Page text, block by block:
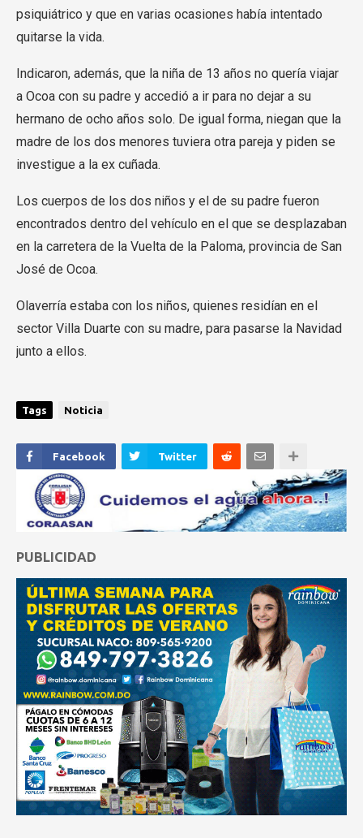
psiquiátrico y que en varias ocasiones había intentado
quitarse la vida.
Indicaron, además, que la niña de 13 años no quería viajar
a Ocoa con su padre y accedió a ir para no dejar a su
hermano de ocho años solo. De igual forma, niegan que la
madre de los dos menores tuviera otra pareja y piden se
investigue a la ex cuñada.
Los cuerpos de los dos niños y el de su padre fueron
encontrados dentro del vehículo en el que se desplazaban
en la carretera de la Vuelta de la Paloma, provincia de San
José de Ocoa.
Olaverría estaba con los niños, quienes residían en el
sector Villa Duarte con su madre, para pasarse la Navidad
junto a ellos.
Tags Noticia
Facebook Twitter
PUBLICIDAD